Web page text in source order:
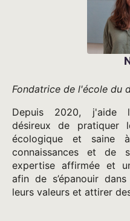
Fondatrice de l'école du
Depuis 2020, j'aide
désireux de pratiquer
écologique et saine
connaissances et de
expertise affirmée et
afin de s’épanouir
leurs valeurs et attirer